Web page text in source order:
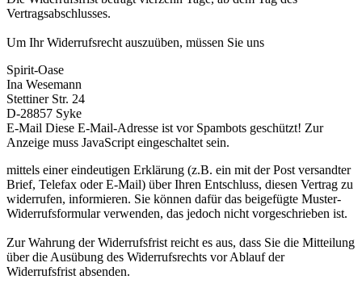
Vertragsabschlusses.
Um Ihr Widerrufsrecht auszuüben, müssen Sie uns
Spirit-Oase
Ina Wesemann
Stettiner Str. 24
D-28857 Syke
E-Mail Diese E-Mail-Adresse ist vor Spambots geschützt! Zur
Anzeige muss JavaScript eingeschaltet sein.
mittels einer eindeutigen Erklärung (z.B. ein mit der Post versandter
Brief, Telefax oder E-Mail) über Ihren Entschluss, diesen Vertrag zu
widerrufen, informieren. Sie können dafür das beigefügte Muster-
Widerrufsformular verwenden, das jedoch nicht vorgeschrieben ist.
Zur Wahrung der Widerrufsfrist reicht es aus, dass Sie die Mitteilung
über die Ausübung des Widerrufsrechts vor Ablauf der
Widerrufsfrist absenden.